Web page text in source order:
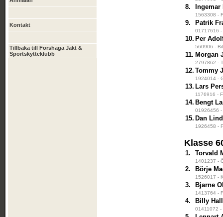
Kontakt
Tillbaka till Forshaga Jakt &
Sportskytteklubb
8.
1563308 -
9. Patrik
01717616 -
10. Per
560906 -
11. Morgan
2797862 -
12. Tommy
1924014 -
13. Lars
1176916 -
14. Bengt
01926456
15. Dan
1926458 -
Klasse
1. Torvald
1401237 -
2. Börje
1526017 -
3. Bjarne
1413764 -
4. Billy
01411072